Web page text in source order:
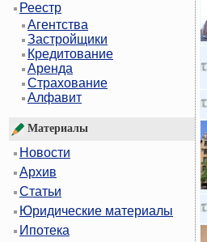
Реестр
Агентства
Застройщики
Кредитование
Аренда
Страхование
Алфавит
Материалы
Новости
Архив
Статьи
Юридические материалы
Ипотека